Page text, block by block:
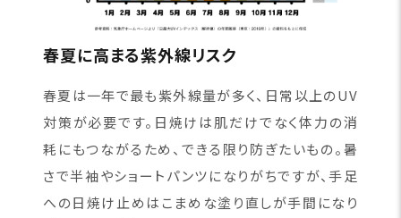
春夏に高まる紫外線リスク
春夏は一年で最も紫外線量が多く、日常以上のUV
対策が必要です。日焼けは肌だけでなく体力の消
耗にもつながるため、できる限り防ぎたいもの。暑
さで半袖やショートパンツになりがちですが、手足
への日焼け止めはこまめな塗り直しが手間になり